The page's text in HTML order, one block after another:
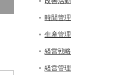
時間管理
生産管理
経営戦略
経営管理